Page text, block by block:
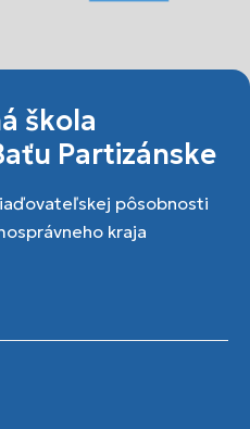
škola
Partizánske
pôsobnosti
kraja